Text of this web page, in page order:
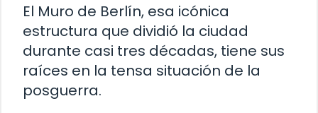
El Muro de Berlín, esa icónica
estructura que dividió la ciudad
durante casi tres décadas, tiene sus
raíces en la tensa situación de la
posguerra.